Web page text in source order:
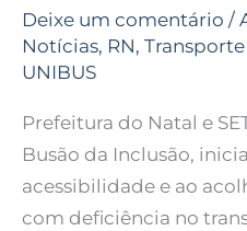
Deixe um comentário /
Notícias, RN, Transporte
UNIBUS
Prefeitura do Natal e
Busão da Inclusão,
acessibilidade e ao
com deficiência no